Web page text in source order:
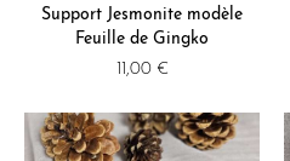
Support Jesmonite modèle
Feuille de Gingko
11,00 €